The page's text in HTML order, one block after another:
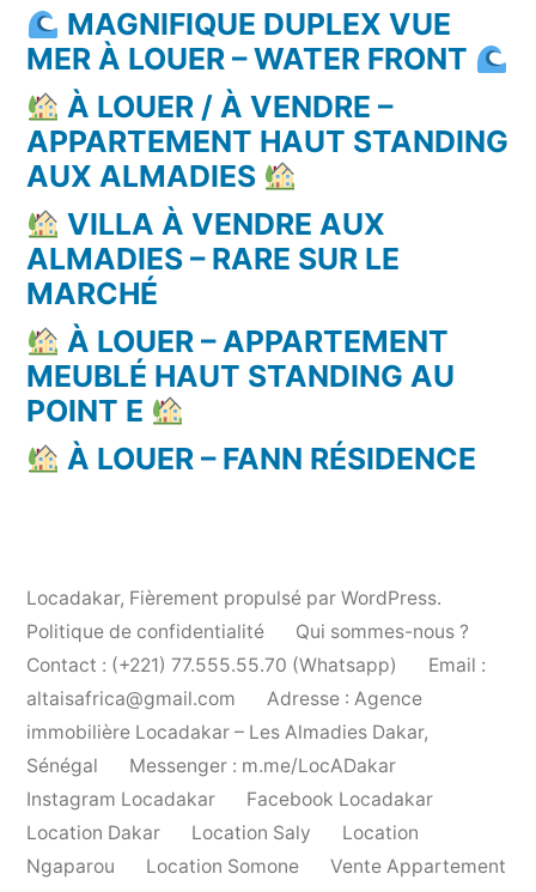
MAGNIFIQUE DUPLEX VUE
MER À LOUER – WATER FRONT
À LOUER / À VENDRE –
APPARTEMENT HAUT STANDING
AUX ALMADIES
VILLA À VENDRE AUX
ALMADIES – RARE SUR LE
MARCHÉ
À LOUER – APPARTEMENT
MEUBLÉ HAUT STANDING AU
POINT E
À LOUER – FANN RÉSIDENCE
Locadakar, Fièrement propulsé par WordPress.
Politique de confidentialité
Qui sommes-nous ?
Contact : (+221) 77.555.55.70 (Whatsapp)
Email :
altaisafrica@gmail.com
Adresse : Agence
immobilière Locadakar – Les Almadies Dakar,
Sénégal
Messenger : m.me/LocADakar
Instagram Locadakar
Facebook Locadakar
Location Dakar
Location Saly
Location
Ngaparou
Location Somone
Vente Appartement